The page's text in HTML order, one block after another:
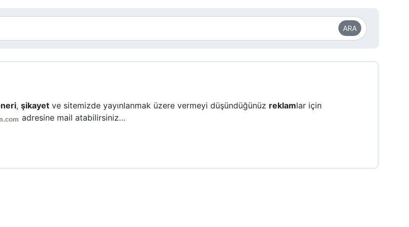
ARA
, şikayetve sitemizde yayınlanmak üzere vermeyi düşündüğünüz reklamlar için
adresine mail atabilirsiniz…